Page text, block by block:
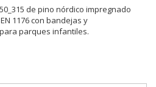
de pino nórdico impregnado
1176 con bandejas y
parques infantiles.